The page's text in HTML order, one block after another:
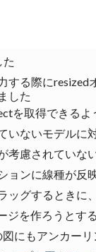
する際に
した
を取得できる
いないモデルに
考慮されていな
ョンに線種が反
ッグするときに
ジを作ろうと
図にもアンカー